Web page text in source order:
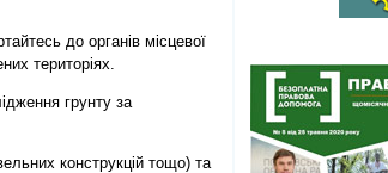
до органів місцевої
територіях.
грунту за
конструкцій тощо) та